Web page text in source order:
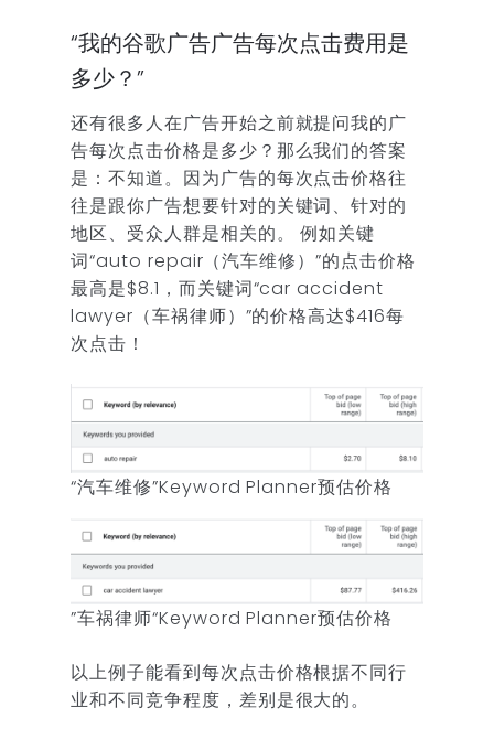
“我的谷歌广告广告每次点击费用是
多少？”
还有很多人在广告开始之前就提问我的广
告每次点击价格是多少？那么我们的答案
是：不知道。因为广告的每次点击价格往
往是跟你广告想要针对的关键词、针对的
地区、受众人群是相关的。 例如关键
词“auto repair（汽车维修）”的点击价格
最高是$8.1，而关键词“car accident
lawyer（车祸律师）”的价格高达$416每
次点击！
“汽车维修”Keyword Planner预估价格
”车祸律师“Keyword Planner预估价格
以上例子能看到每次点击价格根据不同行
业和不同竞争程度，差别是很大的。